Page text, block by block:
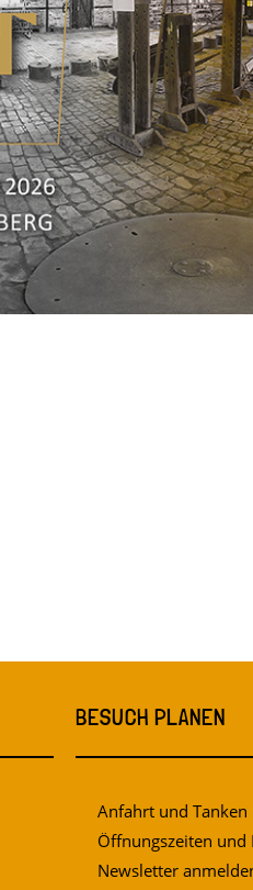
BESUCH PLANEN
Anfahrt und Tanken
Öffnungszeiten und
Newsletter